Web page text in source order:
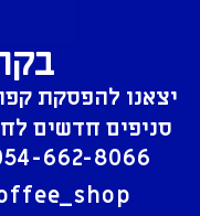
יצאנו להפסקת
סניפים חדשים
662-8066